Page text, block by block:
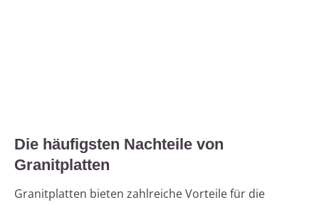
Die häufigsten Nachteile von
Granitplatten
Granitplatten bieten zahlreiche Vorteile für die